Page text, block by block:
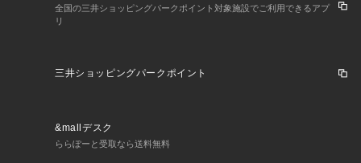
寸情報はサンプル商品のデータです。実際の商品と仕様が異な
る場合がございます。※商品画像はサンプルを使用しているた
全国の三井ショッピングパークポイント対象施設でご利用できるアプ
リ
三井ショッピングパークポイント
&mallデスク
ららぽーと受取なら送料無料